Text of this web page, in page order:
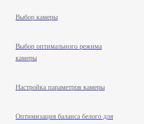
Выбор камеры
Выбор оптимального режима
камеры
Настройка параметров камеры
Оптимизация баланса белого для